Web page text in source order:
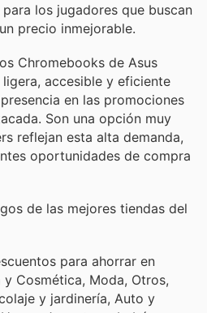
los jugadores que buscan
precio inmejorable.
Chromebooks de Asus
accesible y eficiente
en las promociones
Son una opción muy
reflejan esta alta demanda,
oportunidades de compra
de las mejores tiendas del
para ahorrar en
Cosmética, Moda, Otros,
y jardinería, Auto y